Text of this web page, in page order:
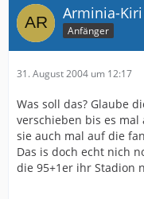
Arminia-Kiri
Anfänger
31. August 2004 um 12:17
Was soll das? Glaube
verschieben bis es mal
sie auch mal auf die
Das is doch echt nich
die 95+1er ihr Stadion